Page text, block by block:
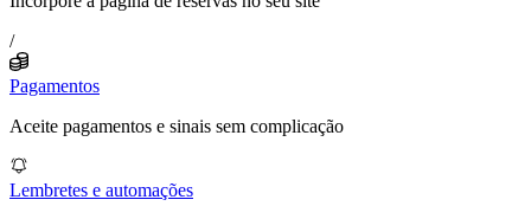
/
Pagamentos
Aceite pagamentos e sinais sem complicação
Lembretes e automações